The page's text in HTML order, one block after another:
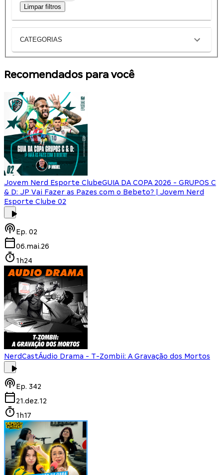
Limpar filtros
CATEGORIAS
Recomendados para você
Jovem Nerd Esporte ClubeGUIA DA COPA 2026 - GRUPOS C
& D: JP Vai Fazer as Pazes com o Bebeto? | Jovem Nerd
Esporte Clube 02
Ep. 02
06.mai.26
1h24
NerdCastÁudio Drama - T-Zombii: A Gravação dos Mortos
Ep. 342
21.dez.12
1h17